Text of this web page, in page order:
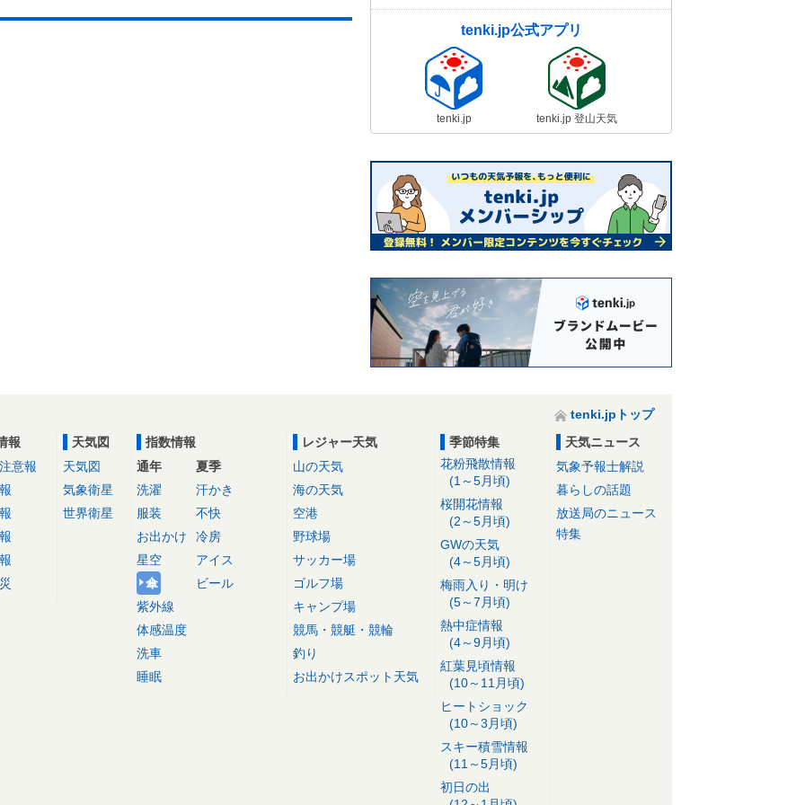
tenki.jp公式アプリ
tenki.jp tenki.jp 登山天気
tenki.jpトップ
報
意報
天気図
天気図
気象衛星
世界衛星
指数情報
通年
洗濯
服装
お出かけ
星空
傘
紫外線
体感温度
洗車
睡眠
夏季
汗かき
不快
冷房
アイス
ビール
レジャー天気
山の天気
海の天気
空港
野球場
サッカー場
ゴルフ場
キャンプ場
競馬・競艇・競輪
釣り
お出かけスポット天気
季節特集
花粉飛散情報
(1～5月頃)
桜開花情報
(2～5月頃)
GWの天気
(4～5月頃)
梅雨入り・明け
(5～7月頃)
熱中症情報
(4～9月頃)
紅葉見頃情報
(10～11月頃)
ヒートショック
(10～3月頃)
スキー積雪情報
(11～5月頃)
初日の出
天気ニュース
気象予報士解説
暮らしの話題
放送局のニュース
特集